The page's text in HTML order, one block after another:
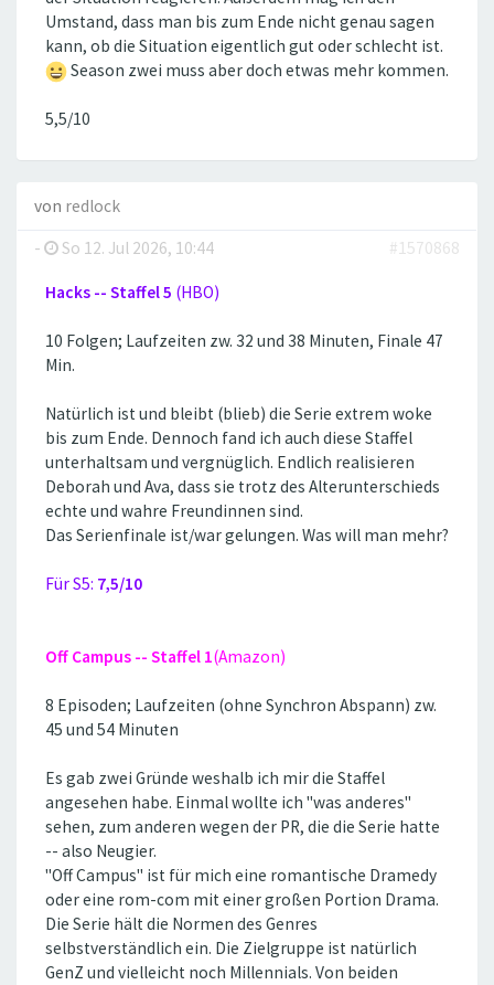
Umstand, dass man bis zum Ende nicht genau sagen
kann, ob die Situation eigentlich gut oder schlecht ist.
Season zwei muss aber doch etwas mehr kommen.
5,5/10
von redlock
-
So 12. Jul 2026, 10:44 #1570868
Hacks -- Staffel 5 (HBO)
10 Folgen; Laufzeiten zw. 32 und 38 Minuten, Finale 47
Min.
Natürlich ist und bleibt (blieb) die Serie extrem woke
bis zum Ende. Dennoch fand ich auch diese Staffel
unterhaltsam und vergnüglich. Endlich realisieren
Deborah und Ava, dass sie trotz des Alterunterschieds
echte und wahre Freundinnen sind.
Das Serienfinale ist/war gelungen. Was will man mehr?
Für S5: 7,5/10
Off Campus -- Staffel 1(Amazon)
8 Episoden; Laufzeiten (ohne Synchron Abspann) zw.
45 und 54 Minuten
Es gab zwei Gründe weshalb ich mir die Staffel
angesehen habe. Einmal wollte ich ''was anderes''
sehen, zum anderen wegen der PR, die die Serie hatte
-- also Neugier.
''Off Campus'' ist für mich eine romantische Dramedy
oder eine rom-com mit einer großen Portion Drama.
Die Serie hält die Normen des Genres
selbstverständlich ein. Die Zielgruppe ist natürlich
GenZ und vielleicht noch Millennials. Von beiden